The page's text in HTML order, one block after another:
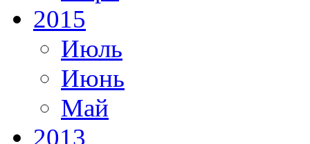
2015
Июль
Июнь
Май
2013